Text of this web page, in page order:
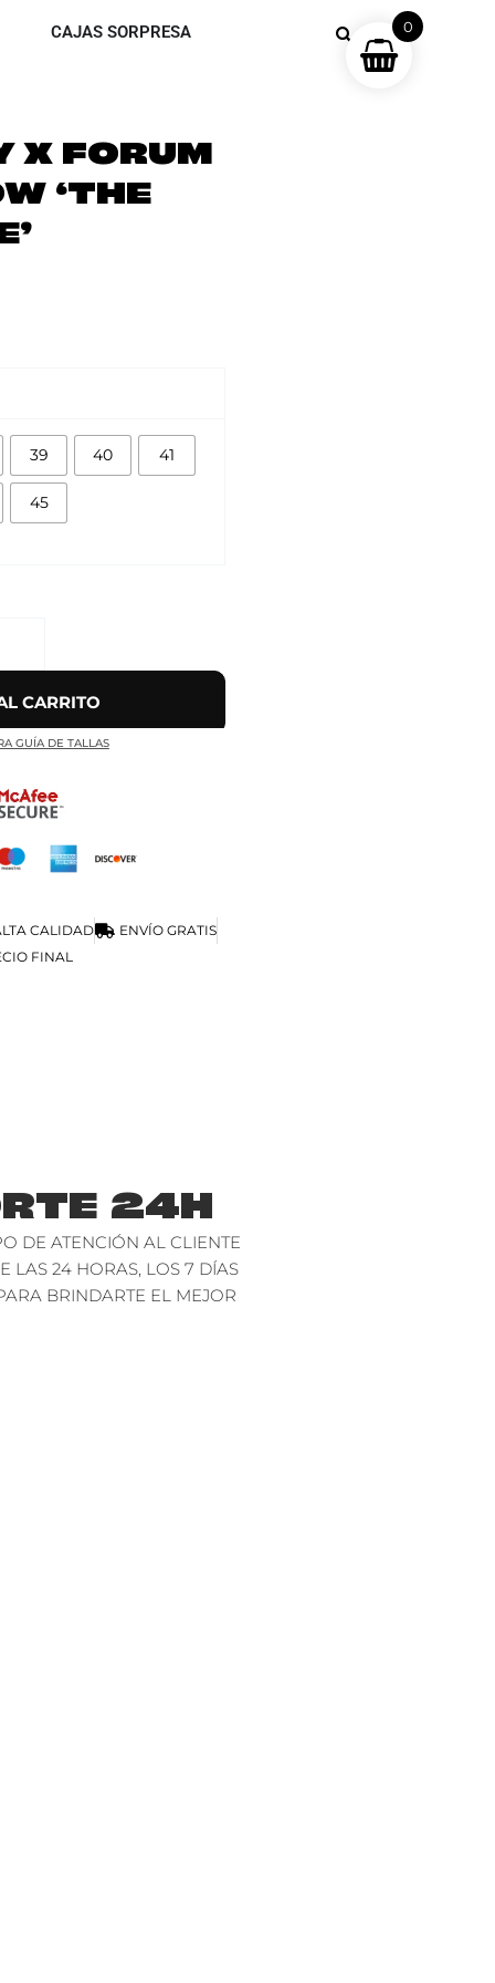
CAJAS SORPRESA
X FORUM
‘THE
39 40 41
45
CARRITO
GUÍA DE TALLAS
CALIDAD
ENVÍO GRATIS
FINAL
24H
DE ATENCIÓN AL CLIENTE
LAS 24 HORAS, LOS 7 DÍAS
BRINDARTE EL MEJOR
0